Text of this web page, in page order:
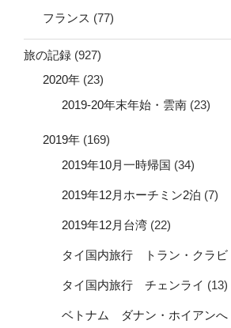
フランス (77)
旅の記録 (927)
2020年 (23)
2019-20年末年始・雲南 (23)
2019年 (169)
2019年10月一時帰国 (34)
2019年12月ホーチミン2泊 (7)
2019年12月台湾 (22)
タイ国内旅行 トラン・クラビ
タイ国内旅行 チェンライ (13)
ベトナム ダナン・ホイアンへ